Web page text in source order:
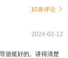
10条评论 
2024-02-12
游挺好的。讲得清楚